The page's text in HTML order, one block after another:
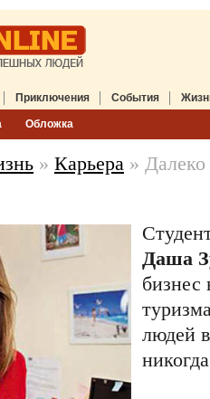
Обложка
Приключения События
» Карьера »
Даша
бизнес
людей